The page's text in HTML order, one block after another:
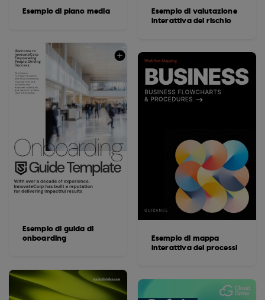
Esempio di piano media
Esempio di guida di
onboarding
Esempio di valutazione
interattiva del rischio
Esempio di mappa
interattiva dei processi